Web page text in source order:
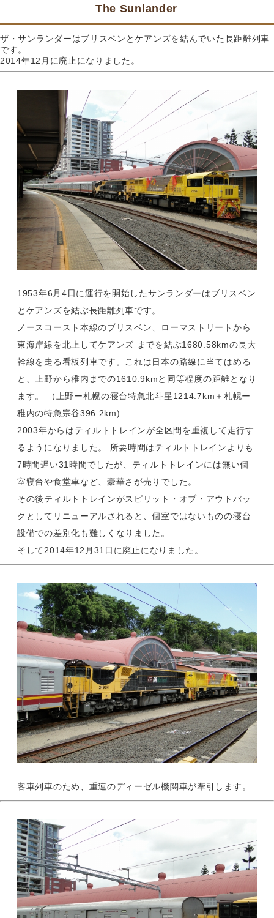
The Sunlander
ザ・サンランダーはブリスベンとケアンズを結んでいた長距離列車
です。
2014年12月に廃止になりました。
1953年6月4日に運行を開始したサンランダーはブリスベン
とケアンズを結ぶ長距離列車です。
ノースコースト本線のブリスベン、ローマストリートから
東海岸線を北上してケアンズ までを結ぶ1680.58kmの長大
幹線を走る看板列車です。これは日本の路線に当てはめる
と、上野から稚内までの1610.9kmと同等程度の距離となり
ます。 （上野ー札幌の寝台特急北斗星1214.7km＋札幌ー
稚内の特急宗谷396.2km)
2003年からはティルトトレインが全区間を重複して走行す
るようになりました。 所要時間はティルトトレインよりも
7時間遅い31時間でしたが、ティルトトレインには無い個
室寝台や食堂車など、豪華さが売りでした。
その後ティルトトレインがスピリット・オブ・アウトバッ
クとしてリニューアルされると、個室ではないものの寝台
設備での差別化も難しくなりました。
そして2014年12月31日に廃止になりました。
客車列車のため、重連のディーゼル機関車が牽引します。